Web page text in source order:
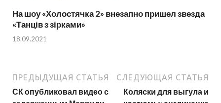
На шоу «Холостячка 2» внезапно пришел звезда
«Танців з зірками»
18.09.2021
ПРЕДЫДУЩАЯ СТАТЬЯ
СК опубликовал видео с
СЛЕДУЮЩАЯ СТАТЬЯ
Коляски для выгула и